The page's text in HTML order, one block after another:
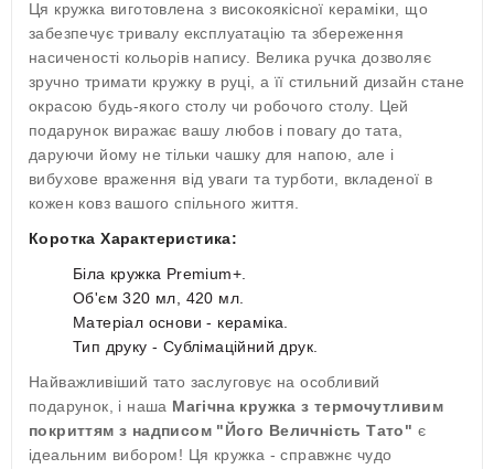
Ця кружка виготовлена з високоякісної кераміки, що
забезпечує тривалу експлуатацію та збереження
насиченості кольорів напису. Велика ручка дозволяє
зручно тримати кружку в руці, а її стильний дизайн стане
окрасою будь-якого столу чи робочого столу. Цей
подарунок виражає вашу любов і повагу до тата,
даруючи йому не тільки чашку для напою, але і
вибухове враження від уваги та турботи, вкладеної в
кожен ковз вашого спільного життя.
Коротка Характеристика:
Біла кружка Premium+.
Об'єм 320 мл, 420 мл.
Матеріал основи - кераміка.
Тип друку - Сублімаційний друк.
Найважливіший тато заслуговує на особливий
подарунок, і наша Магічна кружка з термочутливим
покриттям з надписом "Його Величність Тато" є
ідеальним вибором! Ця кружка - справжнє чудо